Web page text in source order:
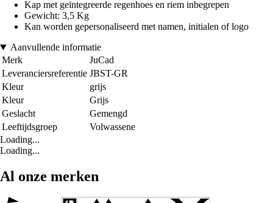
Kap met geïntegreerde regenhoes en riem inbegrepen
Gewicht: 3,5 Kg
Kan worden gepersonaliseerd met namen, initialen of logo
Aanvullende informatie
Merk
JuCad
Leveranciersreferentie JBST-GR
Kleur
grijs
Kleur
Grijs
Geslacht
Gemengd
Leeftijdsgroep
Volwassene
Loading...
Loading...
Al onze merken